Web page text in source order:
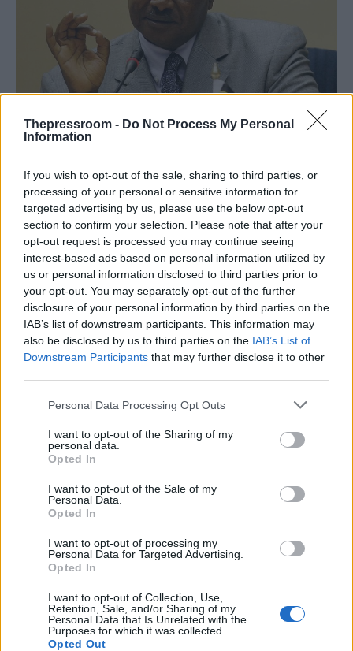
Thepressroom - Do Not Process My Personal
Information
If you wish to opt-out of the sale, sharing to third parties, or
processing of your personal or sensitive information for
targeted advertising by us, please use the below opt-out
section to confirm your selection. Please note that after your
opt-out request is processed you may continue seeing
interest-based ads based on personal information utilized by
us or personal information disclosed to third parties prior to
your opt-out. You may separately opt-out of the further
disclosure of your personal information by third parties on the
IAB’s list of downstream participants. This information may
also be disclosed by us to third parties on the IAB’s List of
Downstream Participants that may further disclose it to other
Please note that this website/app uses one or more Google
not limited to your visit or usage behaviour. You may click to
grant or deny consent to Google and its third-party tags to
use your data for below specified purposes in below Google
consent section.
Personal Data Processing Opt Outs
I want to opt-out of the Sharing of my
personal data.
Opted In
I want to opt-out of the Sale of my
Personal Data.
Opted In
I want to opt-out of processing my
Personal Data for Targeted Advertising.
Opted In
I want to opt-out of Collection, Use,
Retention, Sale, and/or Sharing of my
Personal Data that Is Unrelated with the
Purposes for which it was collected.
Opted Out
ΔΙΕΘΝΗ
Ουγκάντα: Ο Μουσεβένι ορκίστηκε για
7η θητεία – Στο προσκήνιο η διαδοχή
από τον γιο του
Σαράντα χρόνια στην εξουσία συμπληρώνει
ο πρόεδρος της Ουγκάντας, Γιοουέρι
Μουσεβένι, ο οποίος ορκίστηκε στις 12
Μαΐου για έβδομη συνεχόμενη θητεία,
επεκτείνοντας την παραμονή του στην
προεδρία για ακόμη πέντε χρόνια. Ο
81χρονος ηγέτης ενδέχεται να διανύει την
τελευταία του προεδρική θητεία, χωρίς
το τέλος της πολιτικής κυριαρχίας της
οικογένειας Μουσεβένι.